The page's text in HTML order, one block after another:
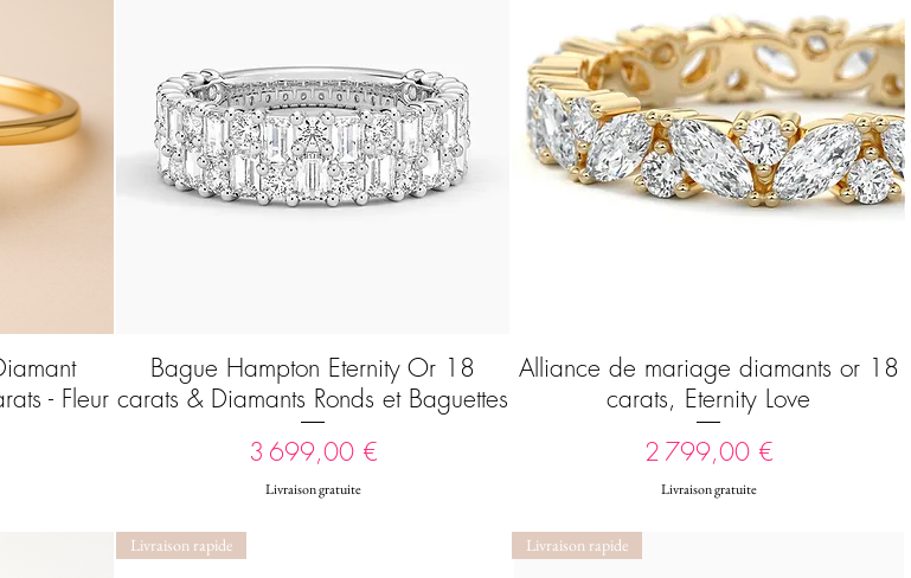
- Fleur
Aperçu rapide
Bague Hampton Eternity Or 18
carats & Diamants Ronds et Baguettes
Prix
3 699,00 €
Livraison gratuite
Aperçu rapide
Alliance de mariage diamants or 18
carats, Eternity Love
Prix
2 799,00 €
Livraison gratuite
Livraison rapide Livraison rapide